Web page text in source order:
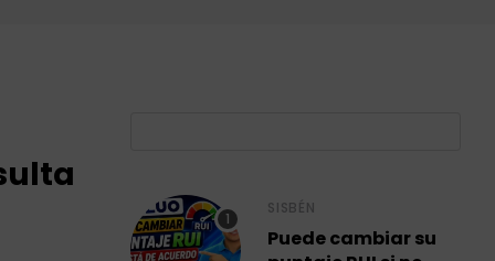
SISBÉN
Puede cambiar su